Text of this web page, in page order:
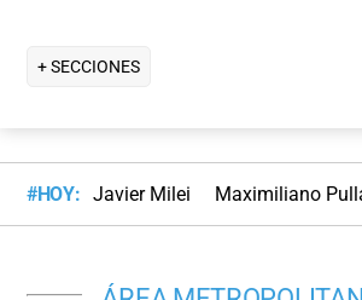
+ SECCIONES
#HOY: Javier Milei Maximiliano